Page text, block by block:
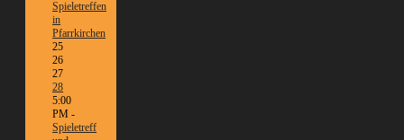
Spieletreffen
in
Pfarrkirchen
25
26
27
28
5:00
PM -
Spieletreff